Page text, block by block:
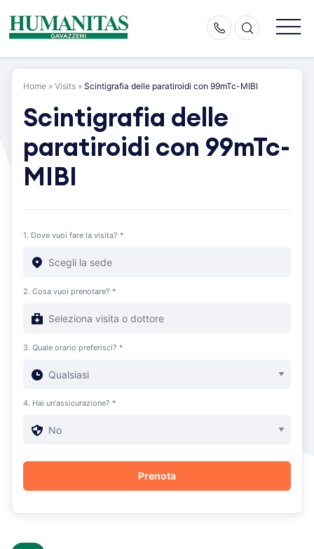
content
Home » Visits » Scintigrafia delle paratiroidi con 99mTc-MIBI
Scintigrafia delle
paratiroidi con 99mTc-
MIBI
1. Dove vuoi fare la visita? *
2. Cosa vuoi prenotare? *
3. Quale orario preferisci? *
4. Hai un'assicurazione? *